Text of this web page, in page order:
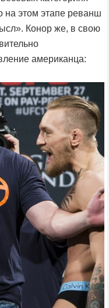
на этом этапе реванш
Конор же, в свою
американца: